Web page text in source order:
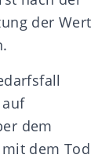
der Wert
dem
dem Tod